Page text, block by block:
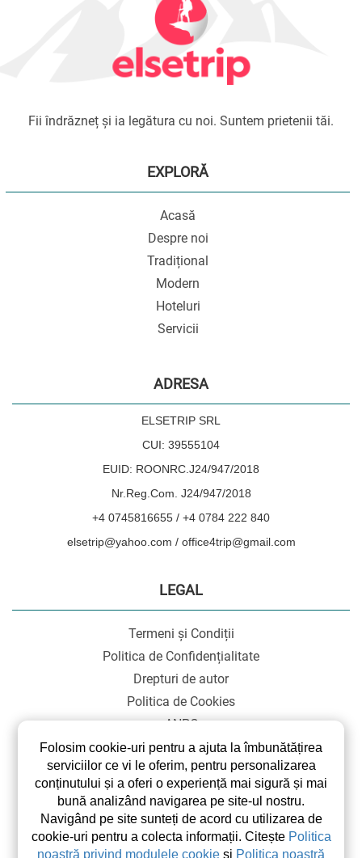
Fii îndrăzneț și ia legătura cu noi. Suntem prietenii tăi.
EXPLORĂ
Acasă
Despre noi
Tradițional
Modern
Hoteluri
Servicii
ADRESA
ELSETRIP SRL
CUI: 39555104
EUID: ROONRC.J24/947/2018
Nr.Reg.Com. J24/947/2018
+4 0745816655 / +4 0784 222 840
elsetrip@yahoo.com / office4trip@gmail.com
LEGAL
Termeni și Condiții
Politica de Confidențialitate
Drepturi de autor
Politica de Cookies
ANPC
SOL
Folosim cookie-uri pentru a ajuta la îmbunătățirea
serviciilor ce vi le oferim, pentru personalizarea
conținutului și a oferi o experiență mai sigură și mai
bună analizând navigarea pe site-ul nostru.
Navigând pe site sunteți de acord cu utilizarea de
cookie-uri pentru a colecta informații. Citește Politica
noastră privind modulele cookie și Politica noastră